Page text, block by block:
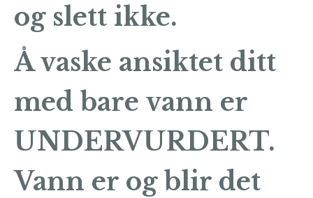
og slett ikke.
Å vaske ansiktet ditt
med bare vann er
UNDERVURDERT.
Vann er og blir det